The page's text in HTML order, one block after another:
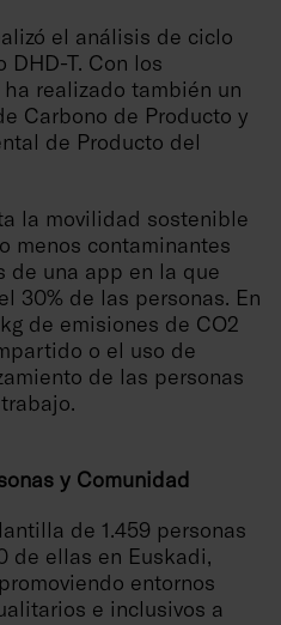
el análisis de ciclo
DHD-T. Con los
realizado también un
Carbono de Producto y
de Producto del
la movilidad sostenible
menos contaminantes
de una app en la que
30% de las personas. En
de emisiones de CO2
o el uso de
de las personas
y Comunidad
de 1.459 personas
de ellas en Euskadi,
entornos
e inclusivos a